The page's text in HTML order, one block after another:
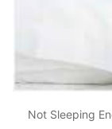
Not Sleeping